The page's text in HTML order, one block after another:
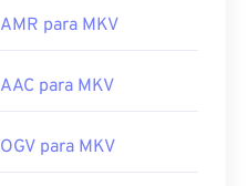
AMR para MKV
AAC para MKV
OGV para MKV